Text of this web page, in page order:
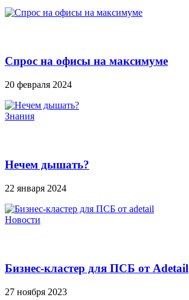
Спрос на офисы на максимуме
20 февраля 2024
Знания
Нечем дышать?
22 января 2024
Новости
Бизнес-кластер для ПСБ от Adetail
27 ноября 2023